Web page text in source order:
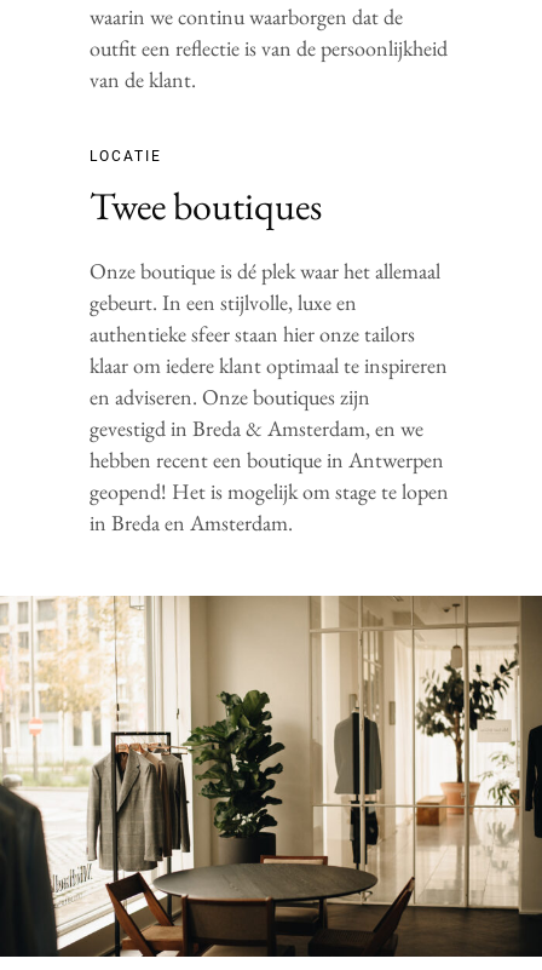
waarin we continu waarborgen dat de
outfit een reflectie is van de persoonlijkheid
van de klant.
LOCATIE
Twee boutiques
Onze boutique is dé plek waar het allemaal
gebeurt. In een stijlvolle, luxe en
authentieke sfeer staan hier onze tailors
klaar om iedere klant optimaal te inspireren
en adviseren. Onze boutiques zijn
gevestigd in Breda & Amsterdam, en we
hebben recent een boutique in Antwerpen
geopend! Het is mogelijk om stage te lopen
in Breda en Amsterdam.